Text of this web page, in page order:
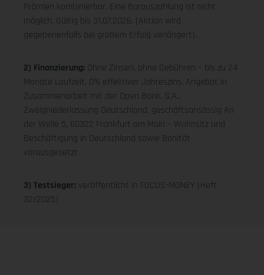
Prämien kombinierbar. Eine Barauszahlung ist nicht
möglich. Gültig bis 31.07.2026. (Aktion wird
gegebenenfalls bei großem Erfolg verlängert).
2) Finanzierung: Ohne Zinsen, ohne Gebühren – bis zu 24
Monate Laufzeit, 0% effektiver Jahreszins. Angebot in
Zusammenarbeit mit der Open Bank, S.A.,
Zweigniederlassung Deutschland, geschäftsansässig An
der Welle 5, 60322 Frankfurt am Main – Wohnsitz und
Beschäftigung in Deutschland sowie Bonität
vorausgesetzt
3) Testsieger: veröffentlicht in FOCUS-MONEY (Heft
32/2025)